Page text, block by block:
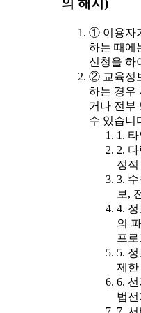
의 해지)
① 이용자
하는 때에
신청을 하
② 교육정
하는 경우
거나 전부
수 있습니
1.
2.
정
3.
보,
4.
의
프
5.
제한
6.
법